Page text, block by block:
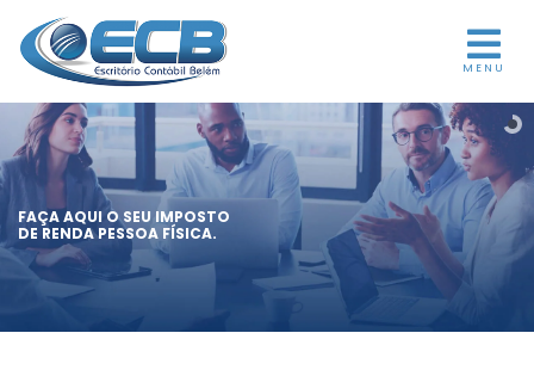
MENU
FAÇA AQUI O SEU IMPOSTO
DE RENDA PESSOA FÍSICA.